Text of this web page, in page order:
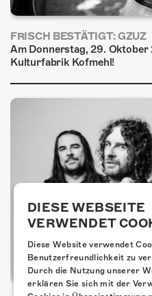
FRISCH BESTÄTIGT: GZUZ
Am Donnerstag, 29.
Kulturfabrik Kofmehl!
DIESE WEBSEITE
VERWENDET
Diese Website verwendet
Benutzerfreundlichkeit zu
Durch die Nutzung unserer
erklären Sie sich mit der